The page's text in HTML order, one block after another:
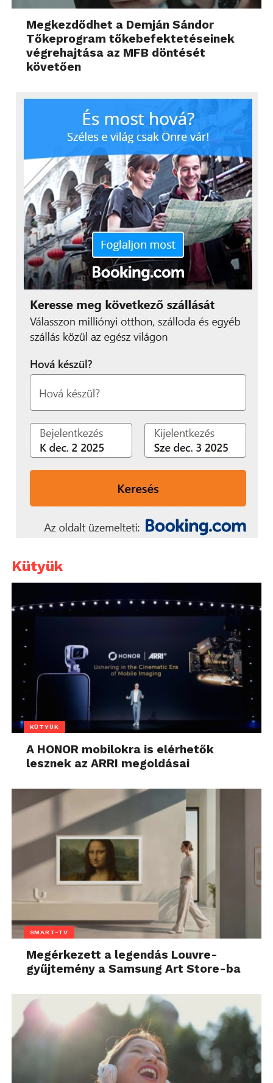
Megkezdődhet a Demján Sándor
Tőkeprogram tőkebefektetéseinek
végrehajtása az MFB döntését
követően
Kütyük
KÜTYÜK
A HONOR mobilokra is elérhetők
lesznek az ARRI megoldásai
SMART-TV
Megérkezett a legendás Louvre-
gyűjtemény a Samsung Art Store-ba